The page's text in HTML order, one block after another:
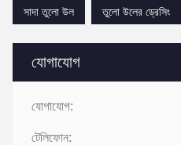
যোগাযোগ
যোগাযোগ:
টেলিফোন:
সাদা তুলো উল
তুলো উলের ড্রেসিং